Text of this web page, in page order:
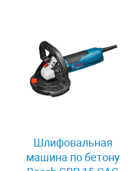
Шлифовальная
машина по бетону